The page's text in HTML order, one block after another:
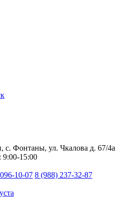
с. Фонтаны, ул. Чкалова д. 67/4а
9:00-15:00
10-07 8 (988) 237-32-87